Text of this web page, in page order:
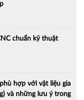
chuẩn kỹ thuật
hợp với vật liệu gia
và những lưu ý trong